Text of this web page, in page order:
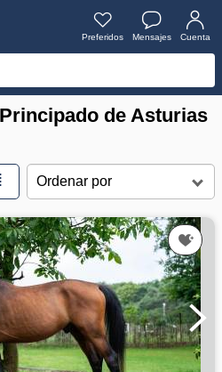
Preferidos Mensajes Cuenta
de Asturias